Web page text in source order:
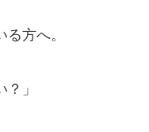
方へ。
」